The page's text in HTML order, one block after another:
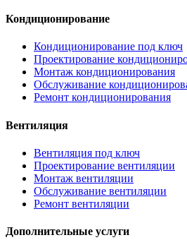
Кондиционирование
Кондиционирование под ключ
Проектирование
Монтаж кондиционирования
Обслуживание
Ремонт кондиционирования
Вентиляция
Вентиляция под ключ
Проектирование вентиляции
Монтаж вентиляции
Обслуживание вентиляции
Ремонт вентиляции
Дополнительные услуги